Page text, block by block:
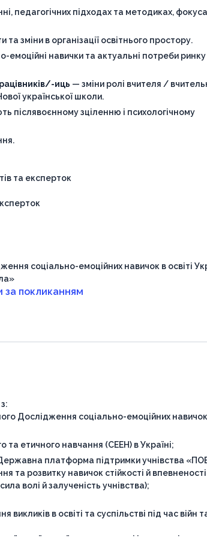
педагогічних підходах та методиках,
зміни в організації освітнього простору.
емоційні навички та актуальні потреби ринку
иць — зміни ролі вчителя /
української школи.
післявоєнному зціленню і психологічному
та експерток
соціально-емоційних навичок в освіті
за покликанням
з:
Дослідження соціально-емоційних навичок
етичного навчання (СЕЕН) в Україні;
платформа підтримки учнівства
та розвитку навичок стійкості й
волі й залученість учнівства);
в освіті та суспільстві під час війн